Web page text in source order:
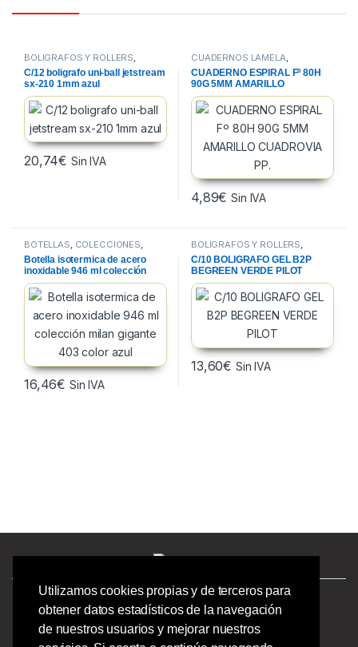
Utilizamos cookies propias y de terceros para
obtener datos estadísticos de la navegación
de nuestros usuarios y mejorar nuestros
BOLIGRAFOS Y ROLLERS,
ESCRITURA Y CORRECCION
PAPELERIA
C/12 boligrafo uni-ball jetstream
sx-210 1mm azul
20,74€ Sin IVA
CUADERNOS LAMELA,
CUADERNOS, BLOCS Y PAPEL
PAPELERIA
CUADERNO ESPIRAL Fº 80H
90G 5MM AMARILLO
CUADROVIA PP.
4,89€ Sin IVA
BOTELLAS, COLECCIONES,
PAPELERIA
Botella isotermica de acero
inoxidable 946 ml colección
milan gigante 403 color azul
16,46€ Sin IVA
BOLIGRAFOS Y ROLLERS,
ESCRITURA Y CORRECCION
PAPELERIA
C/10 BOLIGRAFO GEL B2P
BEGREEN VERDE PILOT
13,60€ Sin IVA
¿Tienes preguntas? ¡Llámanos!
986244723 |
Calle Barcelona 41,